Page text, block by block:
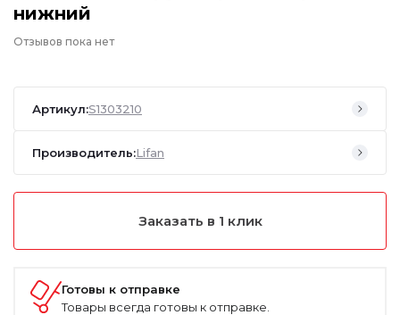
нижний
Отзывов пока нет
Артикул:S1303210
Производитель:Lifan
Заказать в 1 клик
Готовы к отправке
Товары всегда готовы к отправке.